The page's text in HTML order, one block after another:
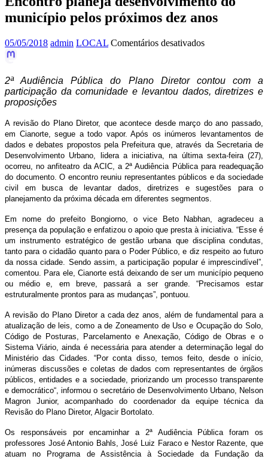
município pelos próximos dez anos
05/05/2018 admin LOCAL Comentários desativadosem
do
município
próximos
dez
anos
2ª Audiência Pública do Plano Diretor contou com a
participação da comunidade e levantou dados, diretrizes e
proposições
A revisão do Plano Diretor, que acontece desde março do ano passado,
em Cianorte, segue a todo vapor. Após os inúmeros levantamentos de
dados e debates propostos pela Prefeitura que, através da Secretaria de
Desenvolvimento Urbano, lidera a iniciativa, na última sexta-feira (27),
ocorreu, no anfiteatro da ACIC, a 2ª Audiência Pública para readequação
do documento. O encontro reuniu representantes públicos e da sociedade
civil em busca de levantar dados, diretrizes e sugestões para o
planejamento da próxima década em diferentes segmentos.
Em nome do prefeito Bongiorno, o vice Beto Nabhan, agradeceu a
presença da população e enfatizou o apoio que presta à iniciativa. “Esse é
um instrumento estratégico de gestão urbana que disciplina condutas,
tanto para o cidadão quanto para o Poder Público, e diz respeito ao futuro
da nossa cidade. Sendo assim, a participação popular é imprescindível”,
comentou. Para ele, Cianorte está deixando de ser um município pequeno
ou médio e, em breve, passará a ser grande. “Precisamos estar
estruturalmente prontos para as mudanças”, pontuou.
A revisão do Plano Diretor a cada dez anos, além de fundamental para a
atualização de leis, como a de Zoneamento de Uso e Ocupação do Solo,
Código de Posturas, Parcelamento e Anexação, Código de Obras e o
Sistema Viário, ainda é necessária para atender a determinação legal do
Ministério das Cidades. “Por conta disso, temos feito, desde o início,
inúmeras discussões e coletas de dados com representantes de órgãos
públicos, entidades e a sociedade, priorizando um processo transparente
e democrático“, informou o secretário de Desenvolvimento Urbano, Nelson
Magron Junior, acompanhado do coordenador da equipe técnica da
Revisão do Plano Diretor, Algacir Bortolato.
Os responsáveis por encaminhar a 2ª Audiência Pública foram os
professores José Antonio Bahls, José Luiz Faraco e Nestor Razente, que
atuam no Programa de Assistência à Sociedade da Fundação da